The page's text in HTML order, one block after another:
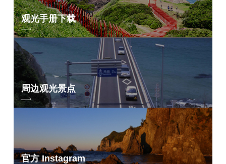
观光手册下载
周边观光景点
官方 Instagram